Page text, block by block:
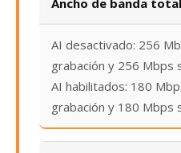
Ancho de banda total
AI desactivado: 256
grabación y 256 Mbps
AI habilitados: 180
grabación y 180 Mbps